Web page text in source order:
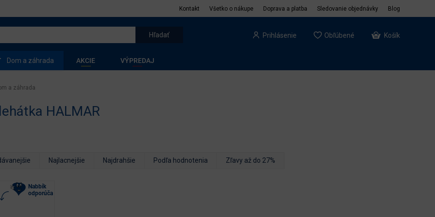
Kontakt Všetko o nákupe Doprava a platba Sledovanie objednávky Blog
Prihlásenie Obľúbené Košík
Dom a záhrada AKCIE VÝPREDAJ
a záhrada
HALMAR
Najlacnejšie Najdrahšie Podľa hodnotenia Zľavy až do 27%
Nabbík
odporúča